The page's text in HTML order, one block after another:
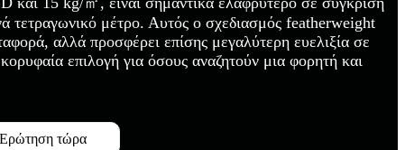
τετραγωνικό μέτρο. Αυτός ο σχεδιασμός featherweight
αλλά προσφέρει επίσης μεγαλύτερη ευελιξία σε
επιλογή για όσους αναζητούν μια φορητή και
Ερώτηση τώρα